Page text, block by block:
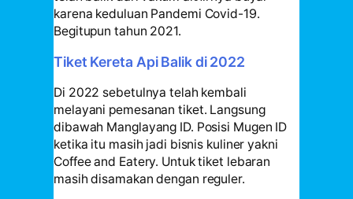
karena keduluan Pandemi Covid-19.
Begitupun tahun 2021.
Tiket Kereta Api Balik di 2022
Di 2022 sebetulnya telah kembali
melayani pemesanan tiket. Langsung
dibawah Manglayang ID. Posisi Mugen ID
ketika itu masih jadi bisnis kuliner yakni
Coffee and Eatery. Untuk tiket lebaran
masih disamakan dengan reguler.